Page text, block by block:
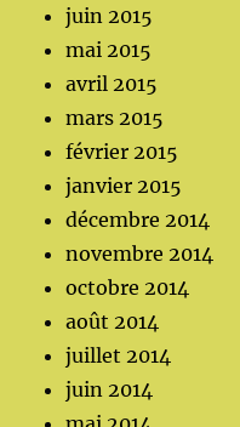
juin 2015
mai 2015
avril 2015
mars 2015
février 2015
janvier 2015
décembre 2014
novembre 2014
octobre 2014
août 2014
juillet 2014
juin 2014